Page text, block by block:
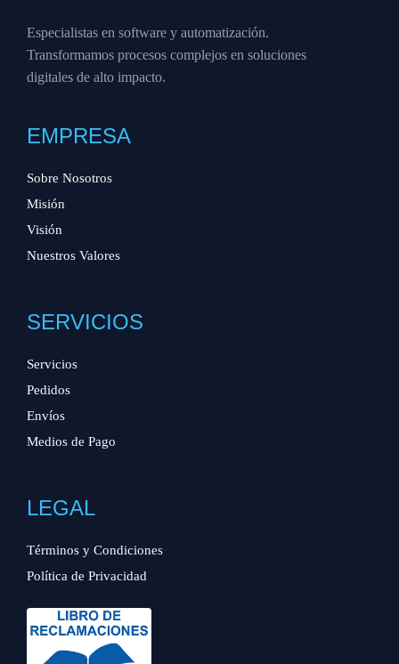
Especialistas en software y automatización.
Transformamos procesos complejos en soluciones
digitales de alto impacto.
EMPRESA
Sobre Nosotros
Misión
Visión
Nuestros Valores
SERVICIOS
Servicios
Pedidos
Envíos
Medios de Pago
LEGAL
Términos y Condiciones
Política de Privacidad